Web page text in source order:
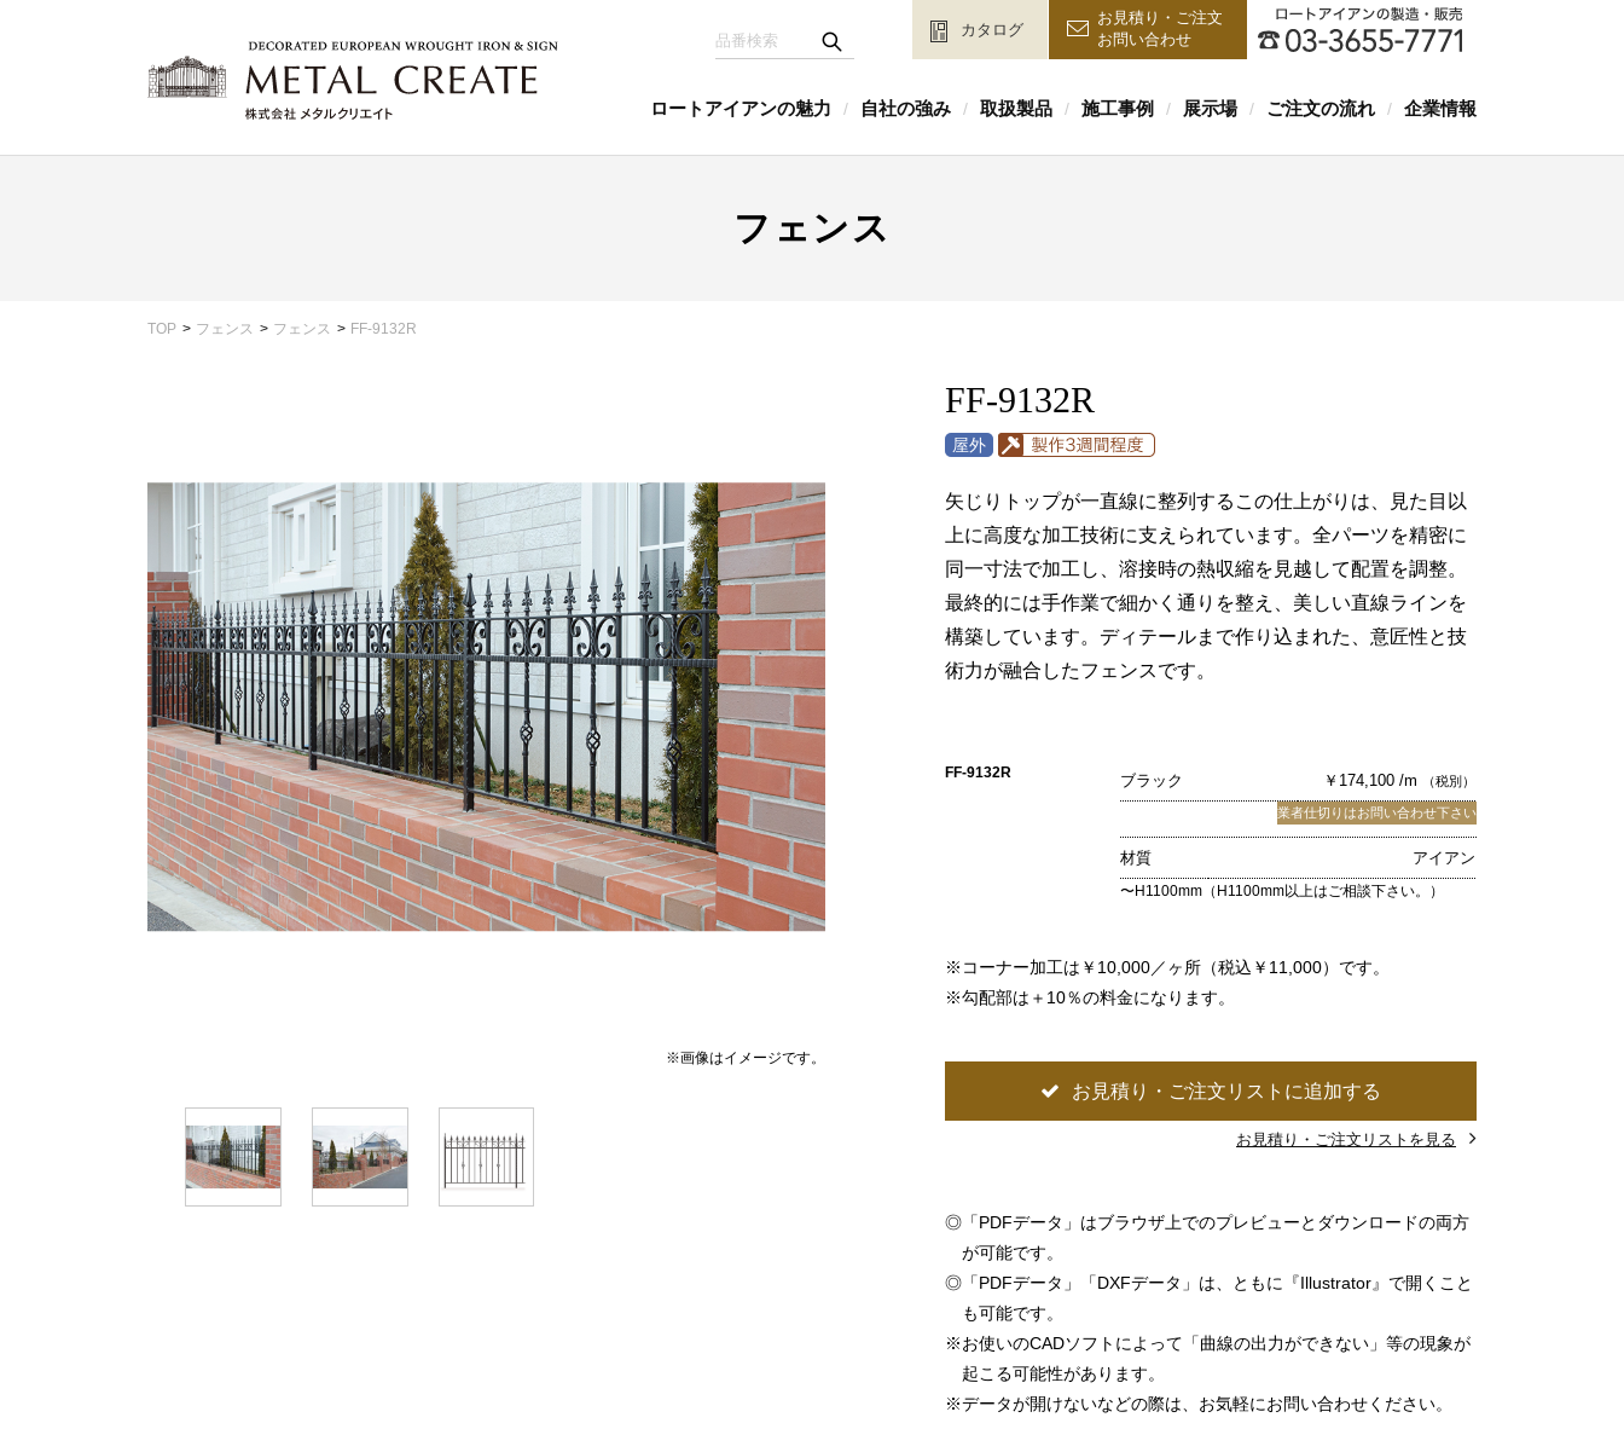
カタログ
お見積り・ご注文
お問い合わせ
ロートアイアンの魅力 / 自社の強み / 取扱製品 / 施工事例 / 展示場 / ご注文の流れ / 企業情報
フェンス
TOP フェンス フェンス FF-9132R
FF-9132R
矢じりトップが一直線に整列するこの仕上がりは、見た目以
上に高度な加工技術に支えられています。全パーツを精密に
同一寸法で加工し、溶接時の熱収縮を見越して配置を調整。
最終的には手作業で細かく通りを整え、美しい直線ラインを
構築しています。ディテールまで作り込まれた、意匠性と技
術力が融合したフェンスです。
※画像はイメージです。
FF-9132R ブラック ￥174,100 /m （税別）
業者仕切りはお問い合わせ下さい
材質 アイアン
〜H1100mm（H1100mm以上はご相談下さい。）
※コーナー加工は￥10,000／ヶ所（税込￥11,000）です。
※勾配部は＋10％の料金になります。
お見積り・ご注文リストに追加する
お見積り・ご注文リストを見る
◎ 「PDFデータ」はブラウザ上でのプレビューとダウンロードの両方
が可能です。
◎ 「PDFデータ」「DXFデータ」は、ともに『Illustrator』で開くこと
も可能です。
※お使いのCADソフトによって「曲線の出力ができない」等の現象が
起こる可能性があります。
※データが開けないなどの際は、お気軽にお問い合わせください。